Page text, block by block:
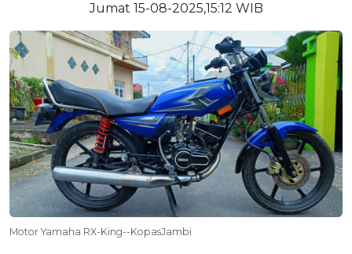
Jumat 15-08-2025,15:12 WIB
Motor Yamaha RX-King--KopasJambi